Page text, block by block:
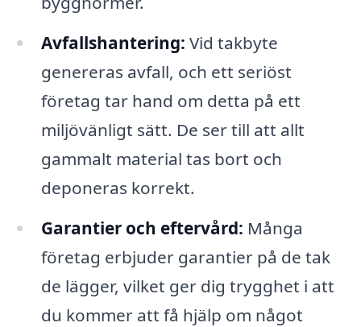
Avfallshantering: Vid takbyte
genereras avfall, och ett seriöst
företag tar hand om detta på ett
miljövänligt sätt. De ser till att allt
gammalt material tas bort och
deponeras korrekt.
Garantier och eftervård: Många
företag erbjuder garantier på de tak
de lägger, vilket ger dig trygghet i att
du kommer att få hjälp om något